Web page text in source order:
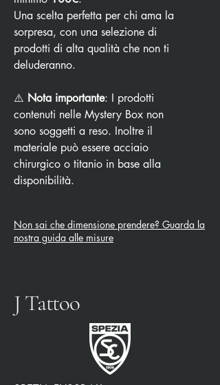
Una scelta perfetta per chi ama la
sorpresa, con una selezione di
prodotti di alta qualità che non ti
deluderanno.
⚠️ Nota importante: I prodotti
contenuti nelle Mystery Box non
sono soggetti a reso. Inoltre il
materiale può essere acciaio
chirurgico o titanio in base alla
disponibilità.
Non sai che dimensione prendere? Guarda la
nostra guida alle misure
J Tattoo